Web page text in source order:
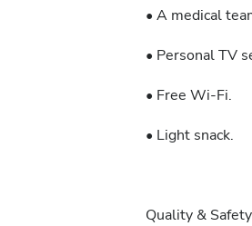
• A medical
• Personal TV
• Free Wi-Fi.
• Light snack.
Quality &